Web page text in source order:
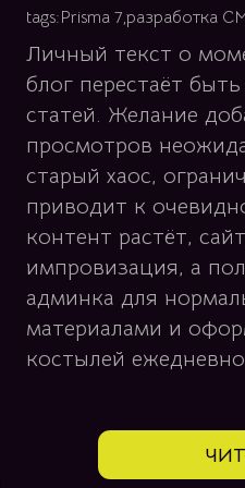
tags:Prisma 7,разработка
Личный текст о
блог перестаёт
статей. Желание
просмотров
старый хаос,
приводит к
контент растёт,
импровизация, а
админка для
материалами и
костылей